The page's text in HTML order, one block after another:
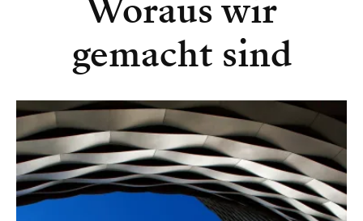
Woraus wir
gemacht sind